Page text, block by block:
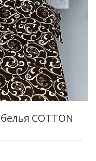
COTTON